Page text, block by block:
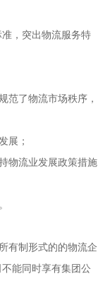
，突出物流服务特
范了物流市场秩序，
展；
物流业发展政策措施
有制形式的的物流企
能同时享有集团公